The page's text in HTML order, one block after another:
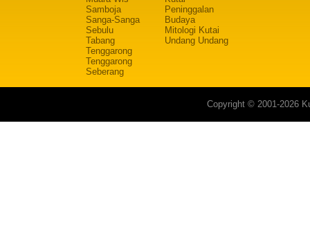
Samboja
Sanga-Sanga
Sebulu
Tabang
Tenggarong
Tenggarong
Seberang
Peninggalan
Budaya
Mitologi Kutai
Undang Undang
Copyright © 2001-2026